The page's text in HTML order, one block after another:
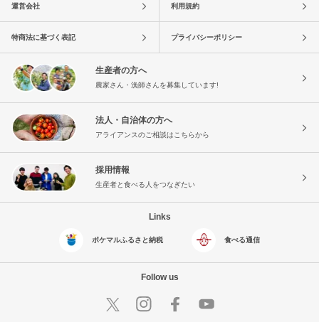
運営会社 利用規約
特商法に基づく表記 プライバシーポリシー
生産者の方へ
農家さん・漁師さんを募集しています!
法人・自治体の方へ
アライアンスのご相談はこちらから
採用情報
生産者と食べる人をつなぎたい
Links
ポケマルふるさと納税 食べる通信
Follow us